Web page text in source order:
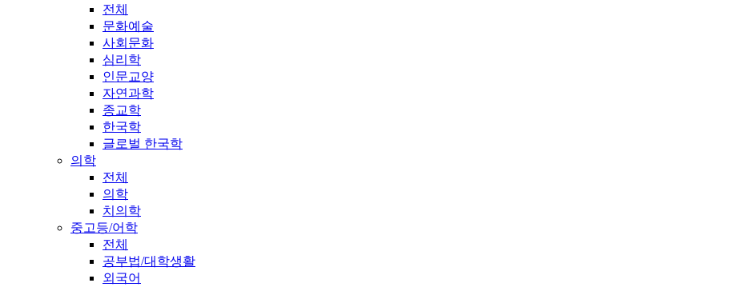
전체
문화예술
사회문화
심리학
인문교양
자연과학
종교학
한국학
글로벌 한국학
의학
전체
의학
치의학
중고등/어학
전체
공부법/대학생활
외국어